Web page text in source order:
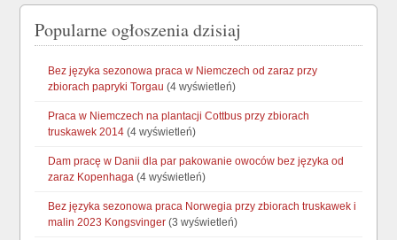
Popularne ogłoszenia dzisiaj
Bez języka sezonowa praca w Niemczech od zaraz przy
zbiorach papryki Torgau (4 wyświetleń)
Praca w Niemczech na plantacji Cottbus przy zbiorach
truskawek 2014 (4 wyświetleń)
Dam pracę w Danii dla par pakowanie owoców bez języka od
zaraz Kopenhaga (4 wyświetleń)
Bez języka sezonowa praca Norwegia przy zbiorach truskawek i
malin 2023 Kongsvinger (3 wyświetleń)